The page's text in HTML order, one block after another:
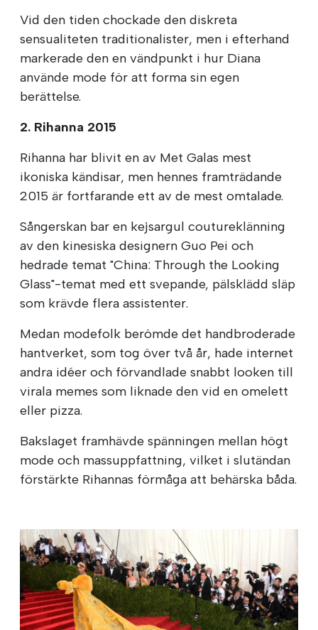
Vid den tiden chockade den diskreta
sensualiteten traditionalister, men i efterhand
markerade den en vändpunkt i hur Diana
använde mode för att forma sin egen
berättelse.
2. Rihanna 2015
Rihanna har blivit en av Met Galas mest
ikoniska kändisar, men hennes framträdande
2015 är fortfarande ett av de mest omtalade.
Sångerskan bar en kejsargul coutureklänning
av den kinesiska designern Guo Pei och
hedrade temat "China: Through the Looking
Glass"-temat med ett svepande, pälsklädd släp
som krävde flera assistenter.
Medan modefolk berömde det handbroderade
hantverket, som tog över två år, hade internet
andra idéer och förvandlade snabbt looken till
virala memes som liknade den vid en omelett
eller pizza.
Bakslaget framhävde spänningen mellan högt
mode och massuppfattning, vilket i slutändan
förstärkte Rihannas förmåga att behärska båda.